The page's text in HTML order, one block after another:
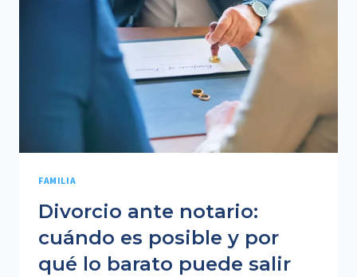
HAY
ACUERDO
ENTRE
HEREDEROS
FAMILIA
Divorcio ante notario:
cuándo es posible y por
qué lo barato puede salir